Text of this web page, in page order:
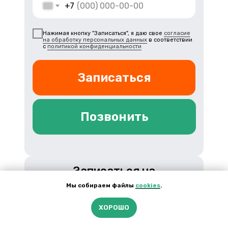
Мы собираем файлы сookies.
ХОРОШО
+7
Нажимая кнопку "Записаться", я даю свое согласие
на обработку персональных данных в соответствии
с политикой конфиденциальности
Записаться
Позвонить
Заполните форму и мы перезвоним
вам в течение 10 минут
Записаться на
флюорографию